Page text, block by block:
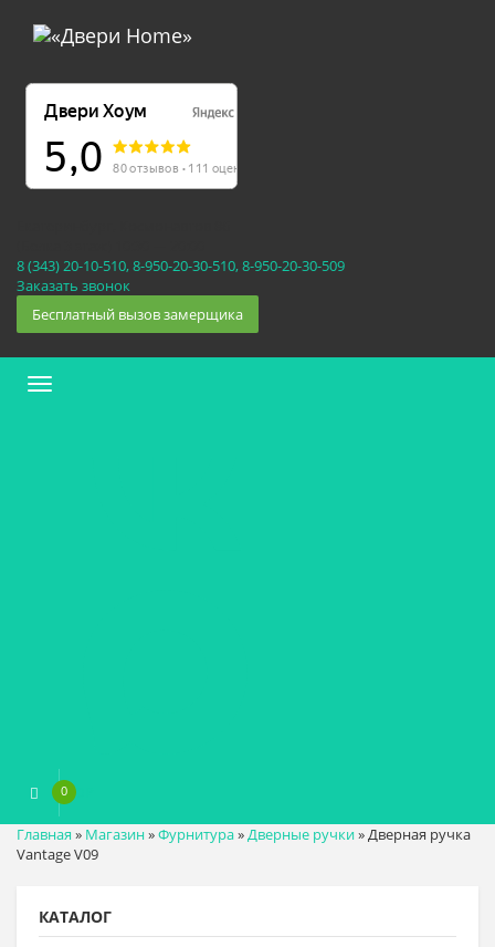
8 (343) 20-10-510, 8-950-20-30-510, 8-950-20-30-509
Заказать звонок
Бесплатный вызов замерщика
Меню
0
Главная » Магазин»Фурнитура»Дверные ручки»Дверная ручка
Vantage V09
КАТАЛОГ